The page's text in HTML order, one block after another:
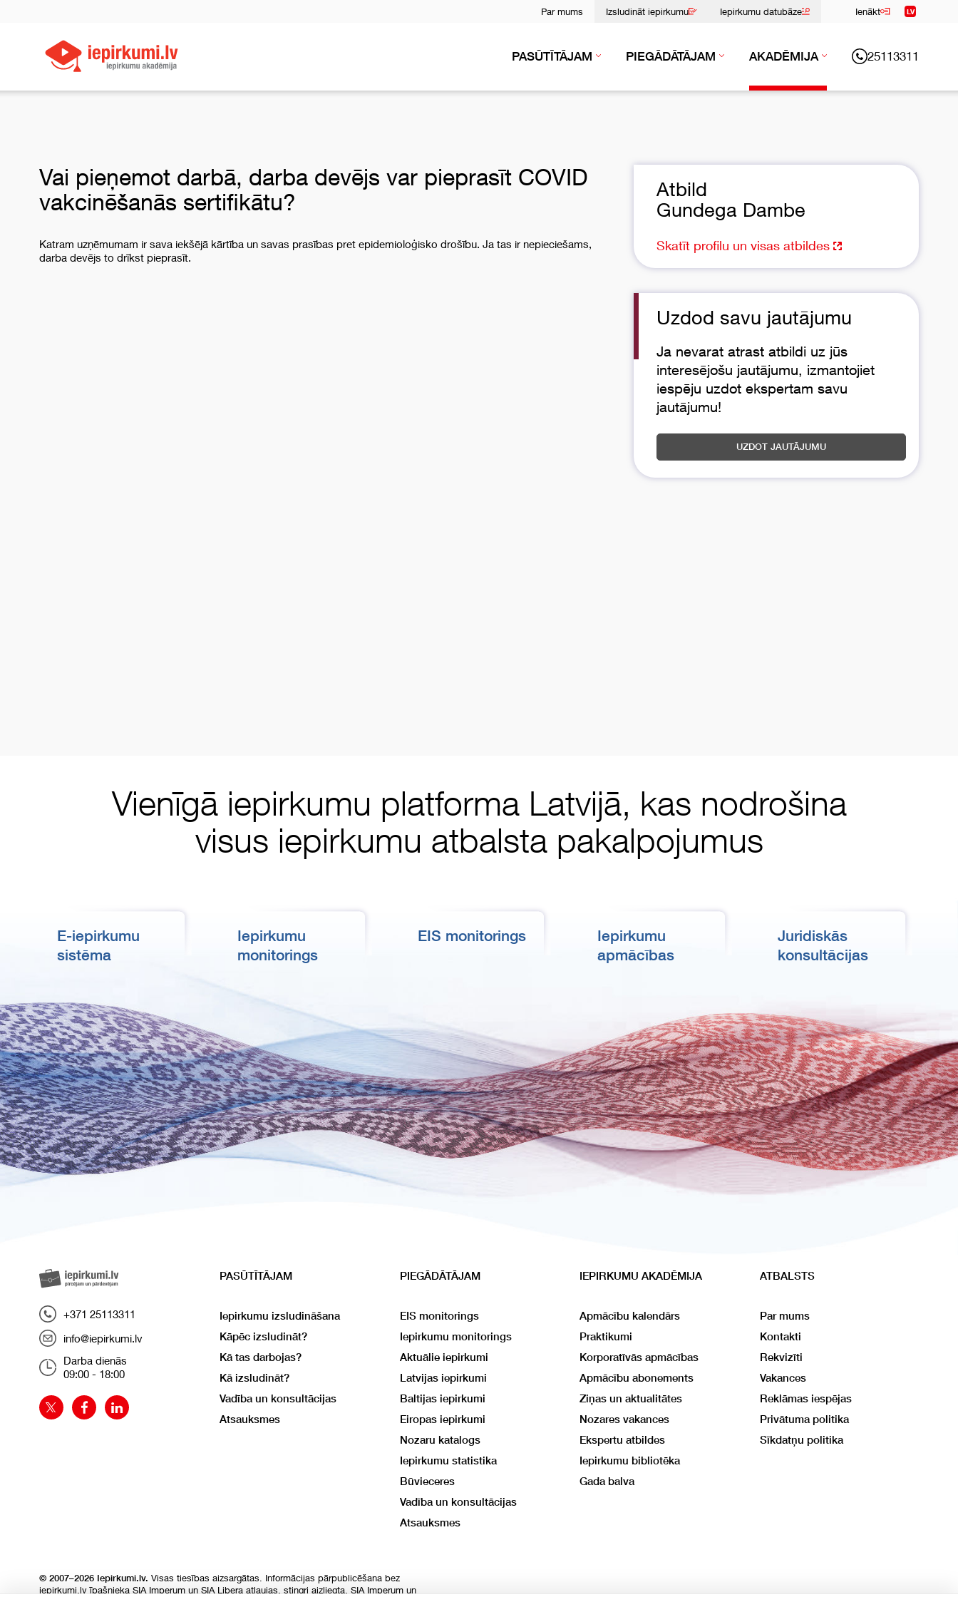
Par mums Izsludināt iepirkumu Iepirkumu datubāze Ienākt LV
PASŪTĪTĀJAM PIEGĀDĀTĀJAM AKADĒMIJA 25113311
Vai pieņemot darbā, darba devējs var pieprasīt COVID
vakcinēšanās sertifikātu?
Katram uzņēmumam ir sava iekšējā kārtība un savas prasības pret epidemioloģisko drošību. Ja tas ir nepieciešams,
darba devējs to drīkst pieprasīt.
Atbild
Gundega Dambe
Skatīt profilu un visas atbildes
Uzdod savu jautājumu
Ja nevarat atrast atbildi uz jūs
interesējošu jautājumu, izmantojiet
iespēju uzdot ekspertam savu
jautājumu!
UZDOT JAUTĀJUMU
Vienīgā iepirkumu platforma Latvijā, kas nodrošina
visus iepirkumu atbalsta pakalpojumus
E-iepirkumu
sistēma
Iepirkumu
monitorings
EIS monitorings
Iepirkumu
apmācības
Juridiskās
konsultācijas
+371 25113311
info@iepirkumi.lv
Darba dienās
09:00 - 18:00
PASŪTĪTĀJAM
Iepirkumu izsludināšana
Kāpēc izsludināt?
Kā tas darbojas?
Kā izsludināt?
Vadība un konsultācijas
Atsauksmes
PIEGĀDĀTĀJAM
EIS monitorings
Iepirkumu monitorings
Aktuālie iepirkumi
Latvijas iepirkumi
Baltijas iepirkumi
Eiropas iepirkumi
Nozaru katalogs
Iepirkumu statistika
Būvieceres
Vadība un konsultācijas
Atsauksmes
IEPIRKUMU AKADĒMIJA
Apmācību kalendārs
Praktikumi
Korporatīvās apmācības
Apmācību abonements
Ziņas un aktualitātes
Nozares vakances
Ekspertu atbildes
Iepirkumu bibliotēka
Gada balva
ATBALSTS
Par mums
Kontakti
Rekvizīti
Vakances
Reklāmas iespējas
Privātuma politika
Sīkdatņu politika
© 2007–2026 Iepirkumi.lv. Visas tiesības aizsargātas. Informācijas pārpublicēšana bez
iepirkumi.lv īpašnieka SIA Imperum un SIA Libera atļaujas, stingri aizliegta. SIA Imperum un